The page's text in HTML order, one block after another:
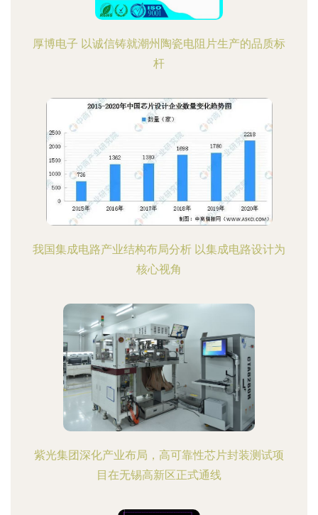
厚博电子 以诚信铸就潮州陶瓷电阻片生产的品质标
杆
我国集成电路产业结构布局分析 以集成电路设计为
核心视角
紫光集团深化产业布局，高可靠性芯片封装测试项
目在无锡高新区正式通线